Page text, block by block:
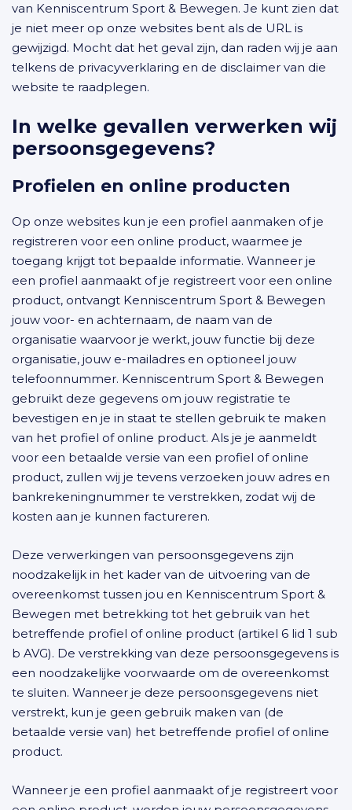
van Kenniscentrum Sport & Bewegen. Je kunt zien dat
je niet meer op onze websites bent als de URL is
gewijzigd. Mocht dat het geval zijn, dan raden wij je aan
telkens de privacyverklaring en de disclaimer van die
website te raadplegen.
In welke gevallen verwerken wij
persoonsgegevens?
Profielen en online producten
Op onze websites kun je een profiel aanmaken of je
registreren voor een online product, waarmee je
toegang krijgt tot bepaalde informatie. Wanneer je
een profiel aanmaakt of je registreert voor een online
product, ontvangt Kenniscentrum Sport & Bewegen
jouw voor- en achternaam, de naam van de
organisatie waarvoor je werkt, jouw functie bij deze
organisatie, jouw e-mailadres en optioneel jouw
telefoonnummer. Kenniscentrum Sport & Bewegen
gebruikt deze gegevens om jouw registratie te
bevestigen en je in staat te stellen gebruik te maken
van het profiel of online product. Als je je aanmeldt
voor een betaalde versie van een profiel of online
product, zullen wij je tevens verzoeken jouw adres en
bankrekeningnummer te verstrekken, zodat wij de
kosten aan je kunnen factureren.
Deze verwerkingen van persoonsgegevens zijn
noodzakelijk in het kader van de uitvoering van de
overeenkomst tussen jou en Kenniscentrum Sport &
Bewegen met betrekking tot het gebruik van het
betreffende profiel of online product (artikel 6 lid 1 sub
b AVG). De verstrekking van deze persoonsgegevens is
een noodzakelijke voorwaarde om de overeenkomst
te sluiten. Wanneer je deze persoonsgegevens niet
verstrekt, kun je geen gebruik maken van (de
betaalde versie van) het betreffende profiel of online
product.
Wanneer je een profiel aanmaakt of je registreert voor